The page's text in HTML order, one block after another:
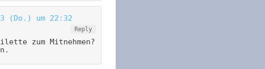
(Do.) um 22:32
Reply
zum Mitnehmen?